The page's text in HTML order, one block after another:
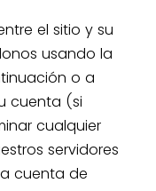
el sitio y su
usando la
o a
cuenta (si
cualquier
servidores
cuenta de